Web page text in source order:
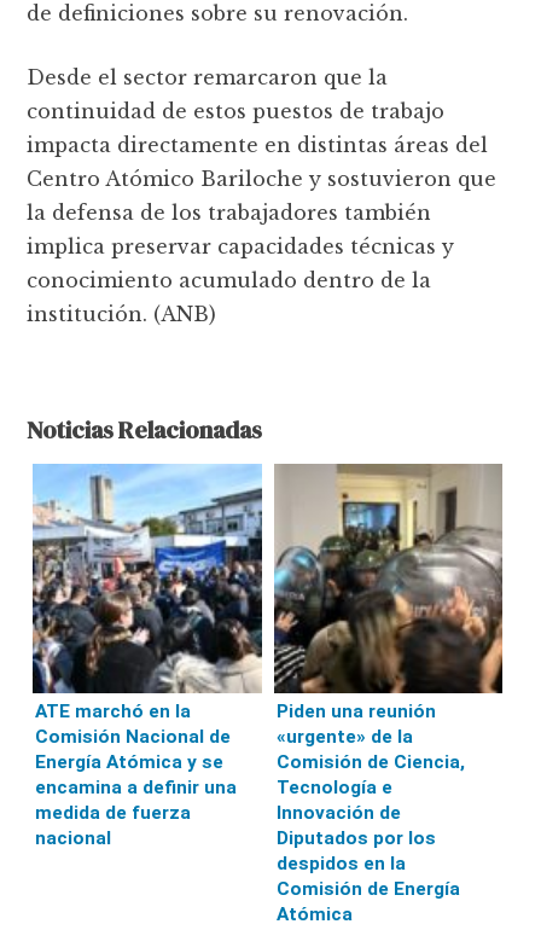
de definiciones sobre su renovación.
Desde el sector remarcaron que la
continuidad de estos puestos de trabajo
impacta directamente en distintas áreas del
Centro Atómico Bariloche y sostuvieron que
la defensa de los trabajadores también
implica preservar capacidades técnicas y
conocimiento acumulado dentro de la
institución. (ANB)
Noticias Relacionadas
ATE marchó en la
Comisión Nacional de
Energía Atómica y se
encamina a definir una
medida de fuerza
nacional
Piden una reunión
«urgente» de la
Comisión de Ciencia,
Tecnología e
Innovación de
Diputados por los
despidos en la
Comisión de Energía
Atómica